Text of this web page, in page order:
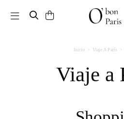
Toggle navigation
Inicio Viaje A París
Viaje